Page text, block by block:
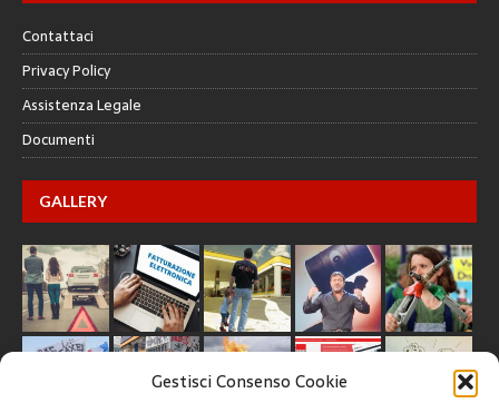
Gestisci Consenso Cookie
Contattaci
Privacy Policy
Assistenza Legale
Documenti
GALLERY